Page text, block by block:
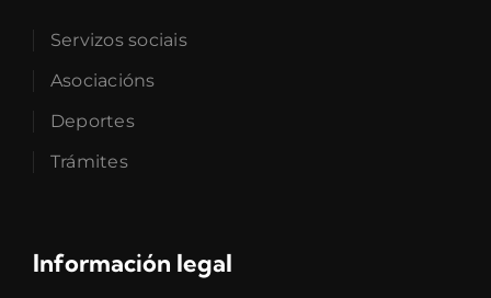
Servizos sociais
Asociacións
Deportes
Trámites
Información legal